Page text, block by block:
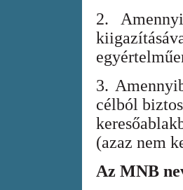
2.
3.
célból
(azaz nem
Az MNB